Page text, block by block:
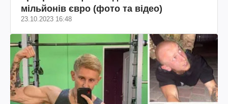
мільйонів євро (фото та відео)
23.10.2023 16:48